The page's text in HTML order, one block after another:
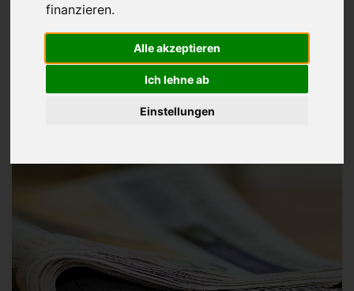
finanzieren.
Alle akzeptieren
Ich lehne ab
Einstellungen
Schweizerin fährt über Leitplanke
Oberessendorf